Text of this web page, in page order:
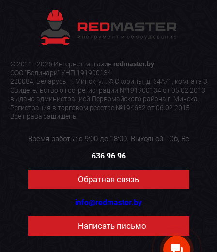
© 2011–2026 Интернет-магазин redmaster.by.
ООО "Белинари" УНП 191900134
220084, Беларусь, г. Минск, ул. Ф.Скорины, д. 54А/1, комната 3
Свидетельство о гос. регистрации №191900134 от 05.02.2013
выдано администрацией Первомайского района г. Минска.
Регистрация в торговом реестре №194632 от 06.02.2015
Все права защищены
Время работы: с 9:00 до 18:00. Выходной - Сб, Вс
636 96 96
Обратная связь
info@redmaster.by
Написать письмо